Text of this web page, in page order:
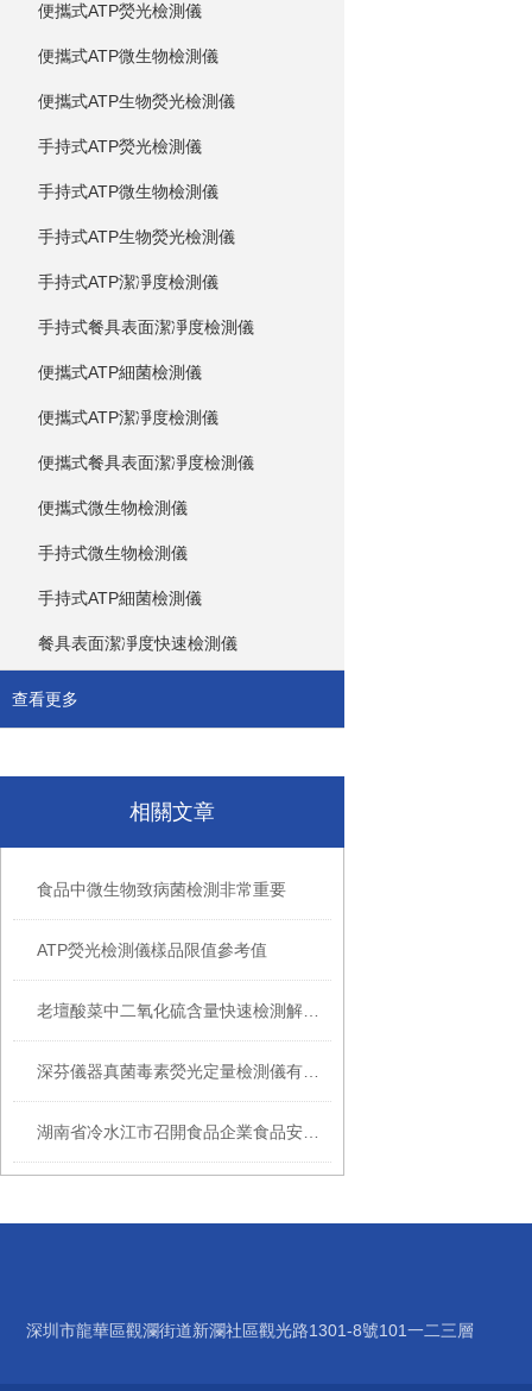
便攜式ATP熒光檢測儀
便攜式ATP微生物檢測儀
便攜式ATP生物熒光檢測儀
手持式ATP熒光檢測儀
手持式ATP微生物檢測儀
手持式ATP生物熒光檢測儀
手持式ATP潔凈度檢測儀
手持式餐具表面潔凈度檢測儀
便攜式ATP細菌檢測儀
便攜式ATP潔凈度檢測儀
便攜式餐具表面潔凈度檢測儀
便攜式微生物檢測儀
手持式微生物檢測儀
手持式ATP細菌檢測儀
餐具表面潔凈度快速檢測儀
查看更多
相關文章
食品中微生物致病菌檢測非常重要
ATP熒光檢測儀樣品限值參考值
深圳市龍華區觀瀾街道新瀾社區觀光路1301-8號101一二三層